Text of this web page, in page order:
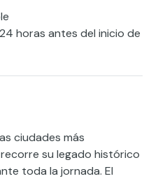
horas antes del inicio de
ciudades más
su legado histórico
toda la jornada. El